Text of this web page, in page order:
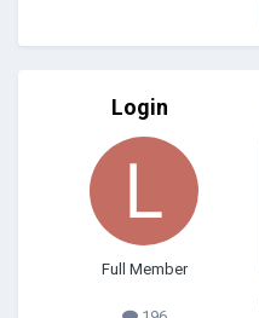
Login
Full Member